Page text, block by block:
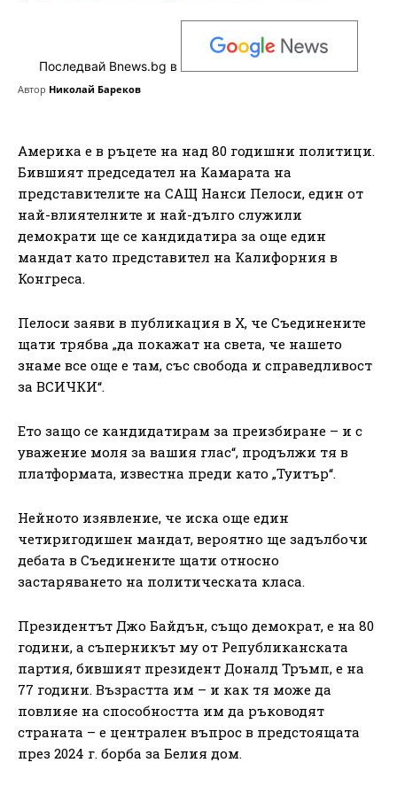
Последвай Bnews.bg в
Автор Николай Бареков
Америка е в ръцете на над 80 годишни политици.
Бившият председател на Камарата на
представителите на САЩ Нанси Пелоси, един от
най-влиятелните и най-дълго служили
демократи ще се кандидатира за още един
мандат като представител на Калифорния в
Конгреса.
Пелоси заяви в публикация в X, че Съединените
щати трябва „да покажат на света, че нашето
знаме все още е там, със свобода и справедливост
за ВСИЧКИ“.
Ето защо се кандидатирам за преизбиране – и с
уважение моля за вашия глас“, продължи тя в
платформата, известна преди като „Туитър“.
Нейното изявление, че иска още един
четиригодишен мандат, вероятно ще задълбочи
дебата в Съединените щати относно
застаряването на политическата класа.
Президентът Джо Байдън, също демократ, е на 80
години, а съперникът му от Републиканската
партия, бившият президент Доналд Тръмп, е на
77 години. Възрастта им – и как тя може да
повлияе на способността им да ръководят
страната – е централен въпрос в предстоящата
през 2024 г. борба за Белия дом.